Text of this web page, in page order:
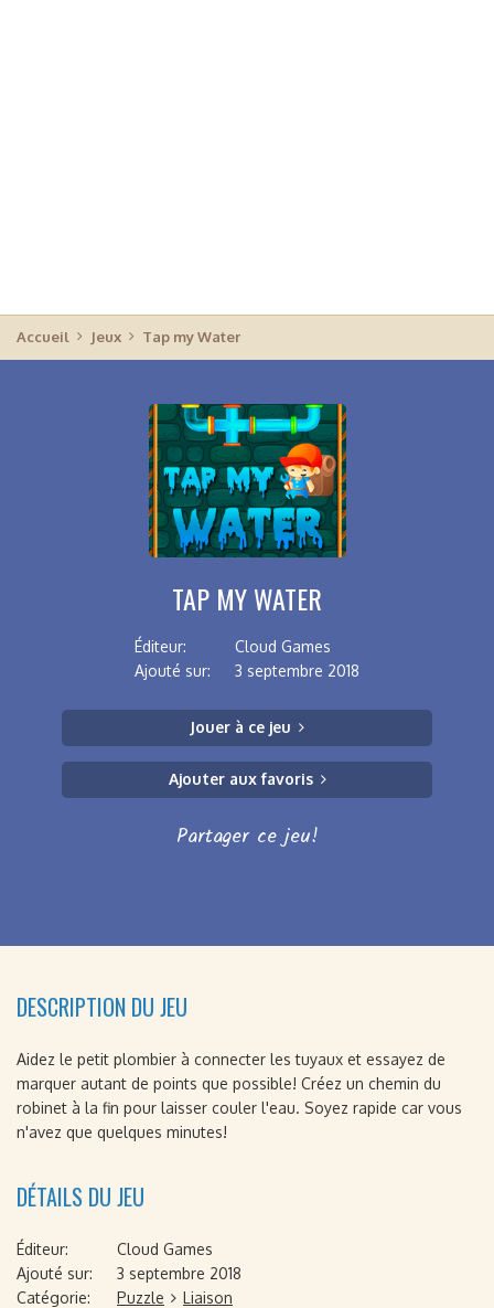
Accueil Jeux Tap my Water
TAP MY WATER
Éditeur:
Cloud Games
Ajouté sur:
3 septembre 2018
Jouer à ce jeu
Ajouter aux favoris
Partager ce jeu!
DESCRIPTION DU JEU
Aidez le petit plombier à connecter les tuyaux et essayez de
marquer autant de points que possible! Créez un chemin du
robinet à la fin pour laisser couler l'eau. Soyez rapide car vous
n'avez que quelques minutes!
DÉTAILS DU JEU
Éditeur:
Cloud Games
Ajouté sur:
3 septembre 2018
Catégorie:
Puzzle Liaison